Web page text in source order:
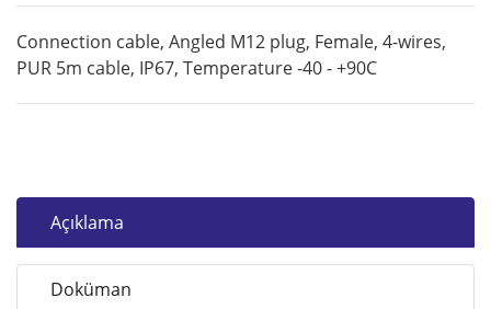
Connection cable, Angled M12 plug, Female, 4-wires,
PUR 5m cable, IP67, Temperature -40 - +90C
Açıklama
Doküman